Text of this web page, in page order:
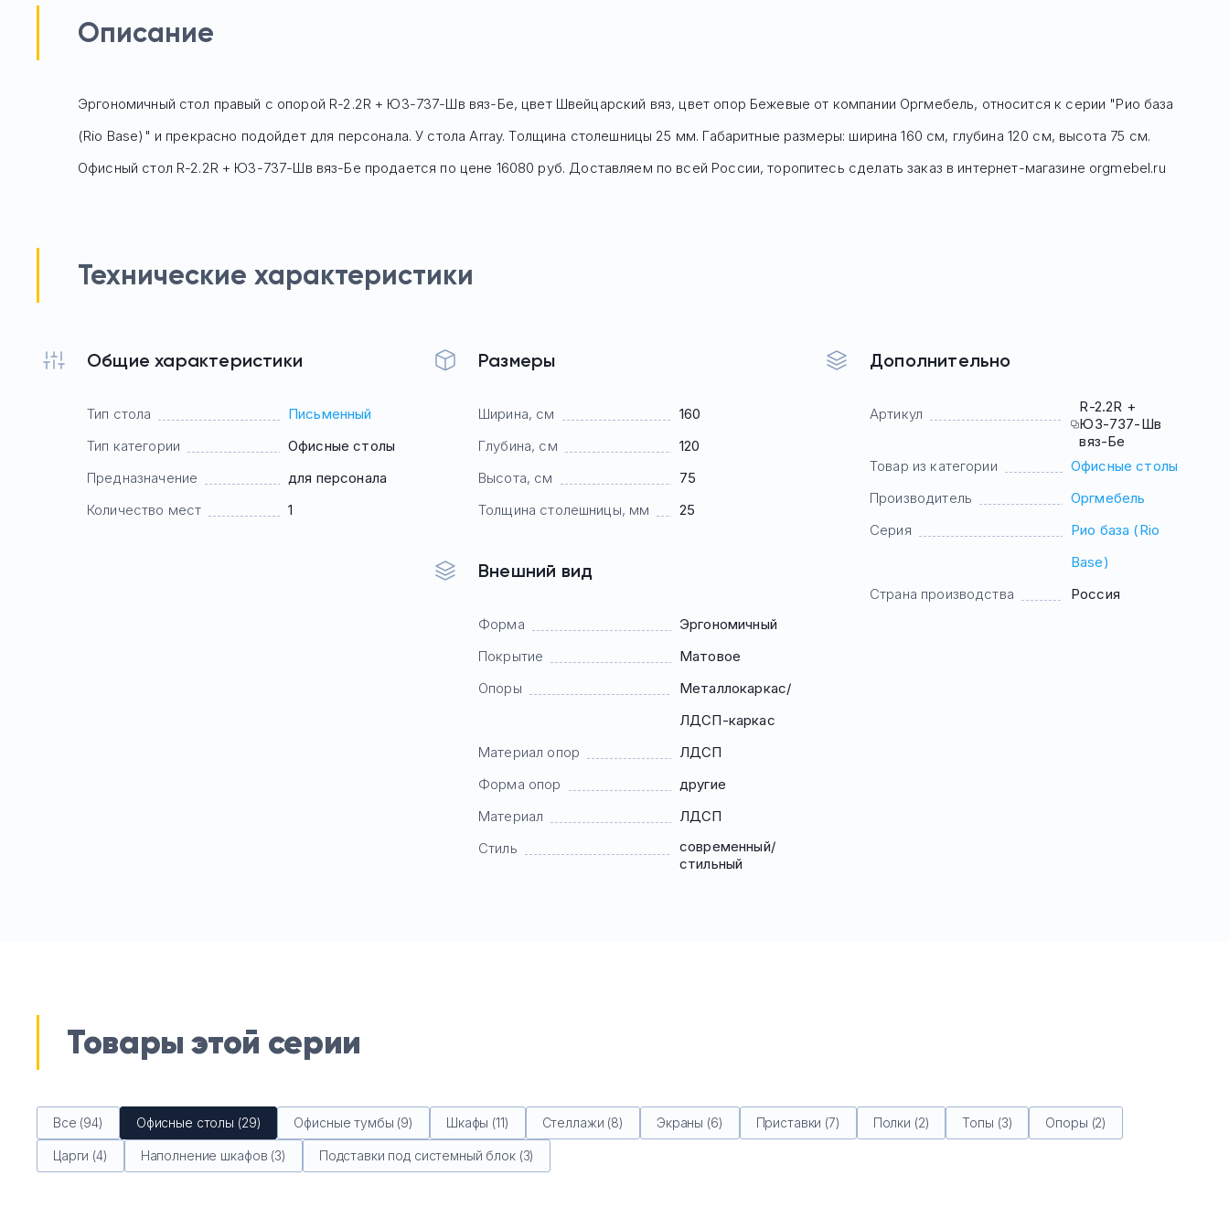
Описание
Эргономичный стол правый с опорой R-2.2R + ЮЗ-737-Шв вяз-Бе, цвет Швейцарский вяз, цвет опор Бежевые от компании Оргмебель, относится к серии "Рио база
(Rio Base)" и прекрасно подойдет для персонала. У стола Array. Толщина столешницы 25 мм. Габаритные размеры: ширина 160 см, глубина 120 см, высота 75 см.
Офисный стол R-2.2R + ЮЗ-737-Шв вяз-Бе продается по цене 16080 руб. Доставляем по всей России, торопитесь сделать заказ в интернет-магазине orgmebel.ru
Технические характеристики
Общие характеристики
Тип стола
Письменный
Тип категории
Офисные столы
Предназначение
для персонала
Количество мест
1
Размеры
Ширина, см
160
Глубина, см
120
Высота, см
75
Толщина столешницы, мм
25
Внешний вид
Форма
Эргономичный
Покрытие
Матовое
Опоры
Mеталлокаркас/
ЛДСП-каркас
Материал опор
ЛДСП
Форма опор
другие
Материал
ЛДСП
Стиль
современный/
стильный
Дополнительно
Артикул
R-2.2R +
ЮЗ-737-Шв
вяз-Бе
Товар из категории
Офисные столы
Производитель
Оргмебель
Серия
Рио база (Rio
Base)
Страна производства
Россия
Товары этой серии
Все (94) Офисные столы (29) Офисные тумбы (9) Шкафы (11) Стеллажи (8) Экраны (6) Приставки (7) Полки (2) Топы (3) Опоры (2)
Царги (4) Наполнение шкафов (3) Подставки под системный блок (3)